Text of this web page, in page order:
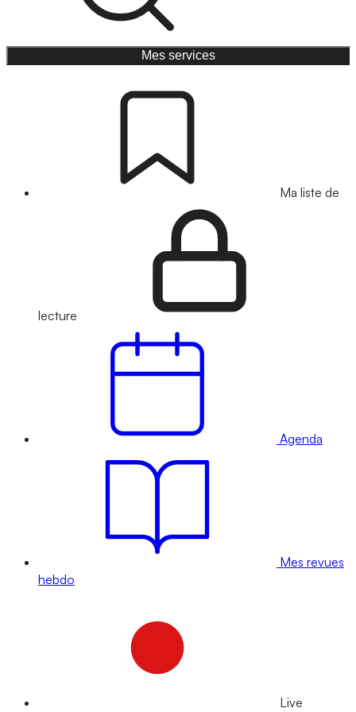
Mes services
Ma liste de
lecture
Agenda
Mes revues
hebdo
Live